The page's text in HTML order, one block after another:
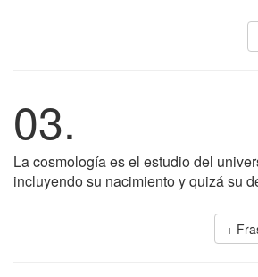
03.
La cosmología es el estudio del
incluyendo su nacimiento y quizá su
+